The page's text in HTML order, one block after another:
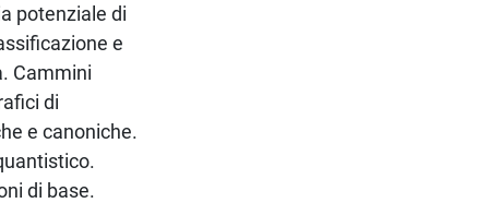
potenziale di
e
Cammini
di
e canoniche.
di base.